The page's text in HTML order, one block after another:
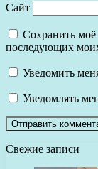
Сайт
Сохранить моё
последующих
Уведомить
Уведомлять
Свежие записи